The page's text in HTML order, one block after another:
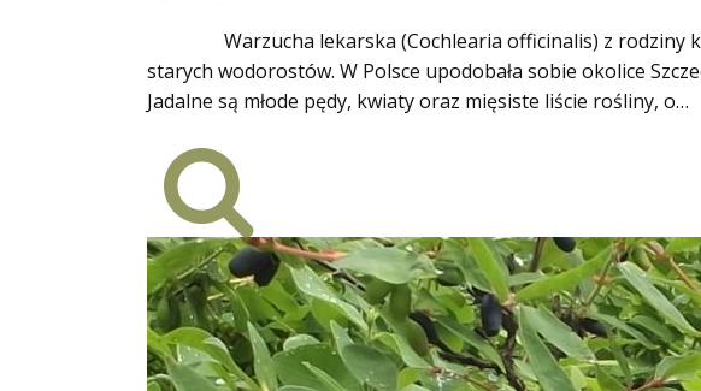
Warzucha lekarska (Cochlearia officinalis) z rodziny
starych wodorostów. W Polsce upodobała sobie okolice
Jadalne są młode pędy, kwiaty oraz mięsiste liście rośliny, o…